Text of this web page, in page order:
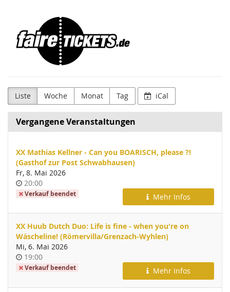
Inhalt
springen
Faire
Tickets
Liste Woche Monat Tag iCal
Vergangene Veranstaltungen
XX Mathias Kellner - Can you BOARISCH, please ?!
(Gasthof zur Post Schwabhausen)
Fr, 8. Mai 2026
Uhrzeit
20:00
Verkauf beendet Mehr Infos
XX Huub Dutch Duo: Life is fine - when you're on
Wäscheline! (Römervilla/Grenzach-Wyhlen)
Mi, 6. Mai 2026
Uhrzeit
19:00
Verkauf beendet Mehr Infos